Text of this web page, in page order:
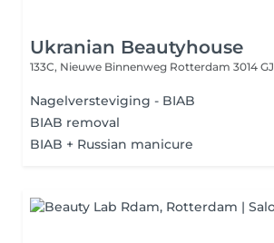
Ukranian Beautyhouse
133C, Nieuwe Binnenweg Rotterdam 3014 GJ
Nagelversteviging - BIAB
BIAB removal
BIAB + Russian manicure